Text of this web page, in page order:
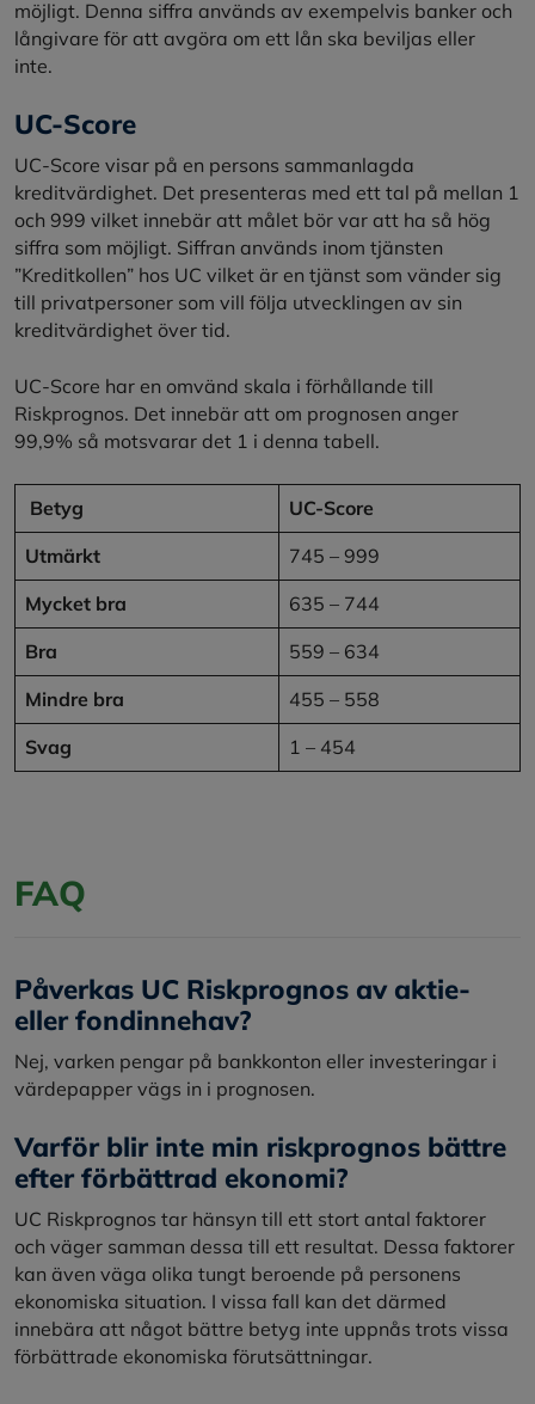
möjligt. Denna siffra används av exempelvis banker och
långivare för att avgöra om ett lån ska beviljas eller
inte.
UC-Score
UC-Score visar på en persons sammanlagda
kreditvärdighet. Det presenteras med ett tal på mellan 1
och 999 vilket innebär att målet bör var att ha så hög
siffra som möjligt. Siffran används inom tjänsten
”Kreditkollen” hos UC vilket är en tjänst som vänder sig
till privatpersoner som vill följa utvecklingen av sin
kreditvärdighet över tid.
UC-Score har en omvänd skala i förhållande till
Riskprognos. Det innebär att om prognosen anger
99,9% så motsvarar det 1 i denna tabell.
Betyg
UC-Score
Utmärkt
745 – 999
Mycket bra
635 – 744
Bra
559 – 634
Mindre bra
455 – 558
Svag
1 – 454
FAQ
Påverkas UC Riskprognos av aktie-
eller fondinnehav?
Nej, varken pengar på bankkonton eller investeringar i
värdepapper vägs in i prognosen.
Varför blir inte min riskprognos bättre
efter förbättrad ekonomi?
UC Riskprognos tar hänsyn till ett stort antal faktorer
och väger samman dessa till ett resultat. Dessa faktorer
kan även väga olika tungt beroende på personens
ekonomiska situation. I vissa fall kan det därmed
innebära att något bättre betyg inte uppnås trots vissa
förbättrade ekonomiska förutsättningar.